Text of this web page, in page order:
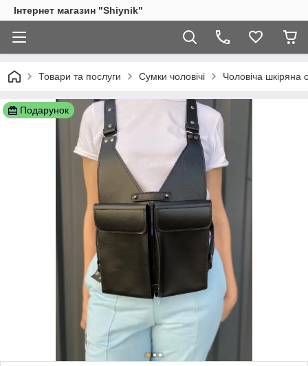
Інтернет магазин "Shiynik"
Товари та послуги Сумки чоловічі Чоловіча шкіряна
Подарунок